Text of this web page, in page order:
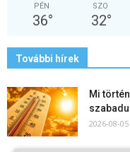
PÉN
36°
SZO
32°
További hírek
Mi
2026-08-05